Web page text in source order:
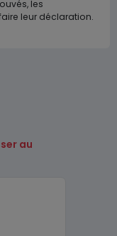
les
leur déclaration.
au